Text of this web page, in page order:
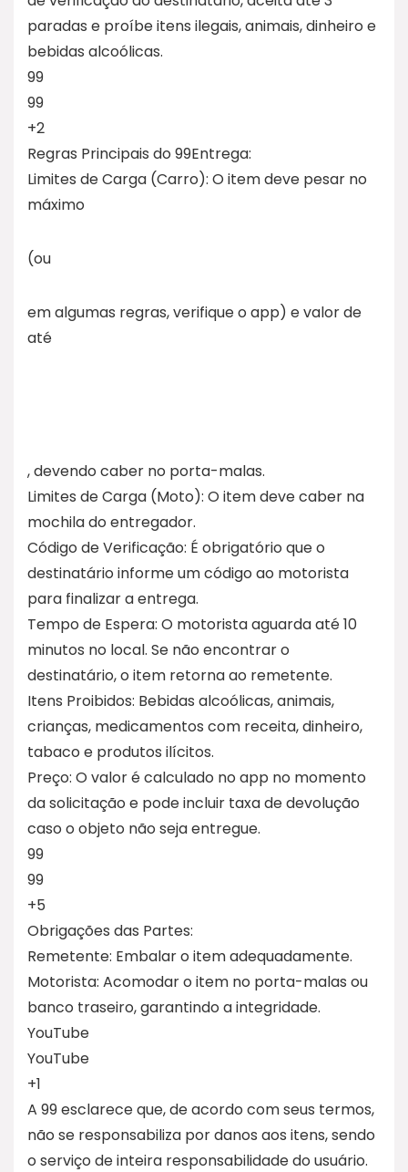
paradas e proíbe itens ilegais, animais, dinheiro e
bebidas alcoólicas.
99
99
+2
Regras Principais do 99Entrega:
Limites de Carga (Carro): O item deve pesar no
máximo
(ou
em algumas regras, verifique o app) e valor de
até
, devendo caber no porta-malas.
Limites de Carga (Moto): O item deve caber na
mochila do entregador.
Código de Verificação: É obrigatório que o
destinatário informe um código ao motorista
para finalizar a entrega.
Tempo de Espera: O motorista aguarda até 10
minutos no local. Se não encontrar o
destinatário, o item retorna ao remetente.
Itens Proibidos: Bebidas alcoólicas, animais,
crianças, medicamentos com receita, dinheiro,
tabaco e produtos ilícitos.
Preço: O valor é calculado no app no momento
da solicitação e pode incluir taxa de devolução
caso o objeto não seja entregue.
99
99
+5
Obrigações das Partes:
Remetente: Embalar o item adequadamente.
Motorista: Acomodar o item no porta-malas ou
banco traseiro, garantindo a integridade.
YouTube
YouTube
+1
A 99 esclarece que, de acordo com seus termos,
não se responsabiliza por danos aos itens, sendo
o serviço de inteira responsabilidade do usuário.